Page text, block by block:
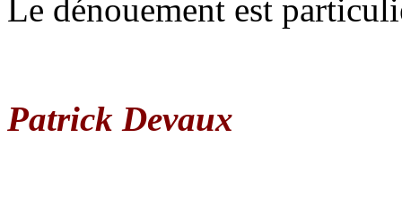
Le dénouement est
Patrick Devaux